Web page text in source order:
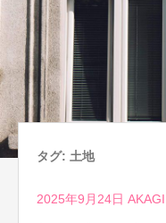
ッ
プ
タグ: 土地
2025年9月24日 AKAGI